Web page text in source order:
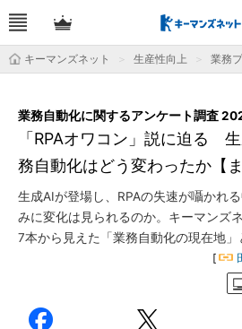
キーマンズネット 生産性向上 業務
「RPAオワコン」説に迫る
務自動化はどう変わったか【ま
業務自動化に関するアンケート調査
生成AIが登場し、RPAの失速が囁かれ
みに変化は見られるのか。キーマンズ
7本から見えた「業務自動化の現在地」
[